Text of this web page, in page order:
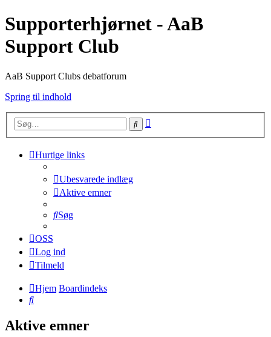
Supporterhjørnet - AaB
Support Club
AaB Support Clubs debatforum
Spring til indhold
Søg
Hurtige links
Ubesvarede indlæg
Aktive emner
Søg
OSS
Log ind
Tilmeld
Hjem Boardindeks
Søg
Aktive emner